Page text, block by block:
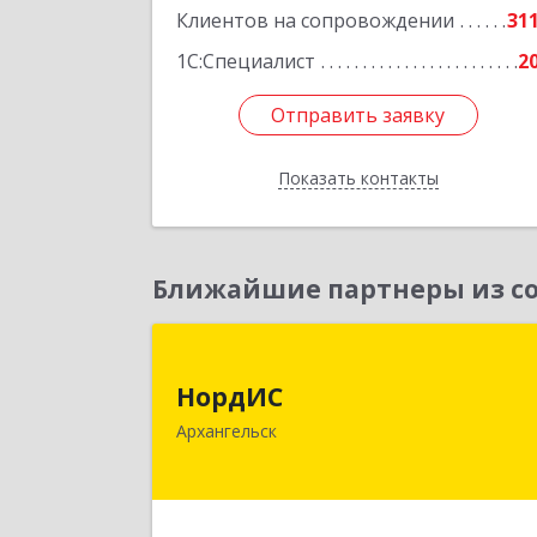
Клиентов на сопровождении
311
1С:Специалист
Отправить заявку
Показать контакты
Отправить заявку
Назад
Ближайшие партнеры из
НордИС
Архангельск
Архангельск г, Гайдара ул, дом № 55,